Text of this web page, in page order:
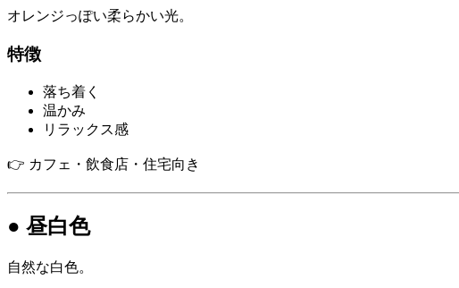
オレンジっぽい柔らかい光。
特徴
落ち着く
温かみ
リラックス感
👉 カフェ・飲食店・住宅向き
● 昼白色
自然な白色。